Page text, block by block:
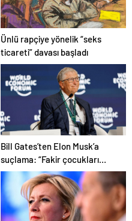
Ünlü rapçiye yönelik “seks
ticareti” davası başladı
Bill Gates’ten Elon Musk’a
suçlama: “Fakir çocukları
öldürdü”